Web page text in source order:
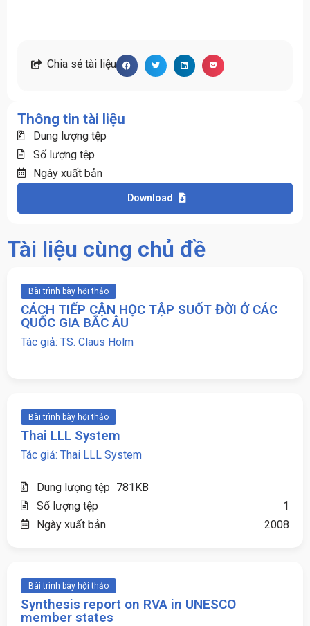
Chia sẻ tài liệu
Thông tin tài liệu
Dung lượng tệp
Số lượng tệp
Ngày xuất bản
Download
Tài liệu cùng chủ đề
Bài trình bày hội thảo
CÁCH TIẾP CẬN HỌC TẬP SUỐT ĐỜI Ở CÁC
QUỐC GIA BẮC ÂU
Tác giả: TS. Claus Holm
Bài trình bày hội thảo
Thai LLL System
Tác giả: Thai LLL System
Dung lượng tệp 781KB
Số lượng tệp
1
Ngày xuất bản
2008
Bài trình bày hội thảo
Synthesis report on RVA in UNESCO
member states